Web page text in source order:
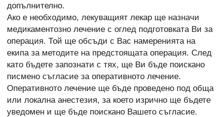
допълнително.
Ако е необходимо, лекуващият лекар ще назначи
медикаментозно лечение с оглед подготовката Ви за
операция. Той ще обсъди с Вас намеренията на
екипа за методите на предстоящата операция. След
като бъдете запознати с тях, ще Ви бъде поискано
писмено съгласие за оперативното лечение.
Оперативното лечение ще бъде проведено под обща
или локална анестезия, за което изрично ще бъдете
уведомен и ще бъде поискано Вашето съгласие.